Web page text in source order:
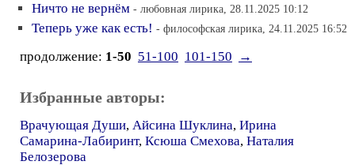
Ничто не вернём - любовная лирика, 28.11.2025 10:12
Теперь уже как есть! - философская лирика, 24.11.2025 16:52
продолжение: 1-50 51-100 101-150 →
Избранные авторы:
Врачующая Души, Айсина Шуклина, Ирина
Самарина-Лабиринт, Ксюша Смехова, Наталия
Белозерова